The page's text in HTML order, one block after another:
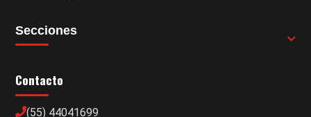
Secciones
Contacto
(55) 44041699